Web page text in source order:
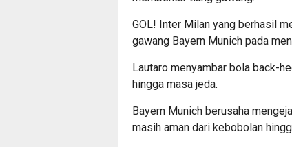
GOL! Inter Milan yang berhasil
gawang Bayern Munich pada
Lautaro menyambar bola back-
hingga masa jeda.
Bayern Munich berusaha
masih aman dari kebobolan